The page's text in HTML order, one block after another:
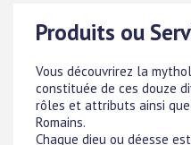
Produits ou
Vous découvrirez la
constituée de ces douze
rôles et attributs ainsi
Romains.
Chaque dieu ou déesse